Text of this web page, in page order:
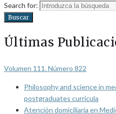
Search for:
Buscar
Últimas
Volumen 111. Número 822
Philosophy and science in
postgraduates curricula
Atención domiciliaria en